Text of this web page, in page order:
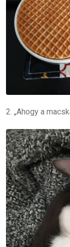
2. „Ahogy a